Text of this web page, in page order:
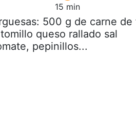
15 min
500 g de carne de
queso rallado sal
pepinillos...